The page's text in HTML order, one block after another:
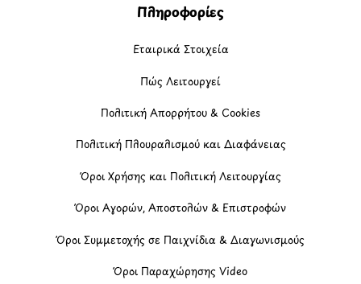
Πληροφορίες
Εταιρικά Στοιχεία
Πώς Λειτουργεί
Πολιτική Απορρήτου & Cookies
Πολιτική Πλουραλισμού και Διαφάνειας
Όροι Χρήσης και Πολιτική Λειτουργίας
Όροι Αγορών, Αποστολών & Επιστροφών
Όροι Συμμετοχής σε Παιχνίδια & Διαγωνισμούς
Όροι Παραχώρησης Video